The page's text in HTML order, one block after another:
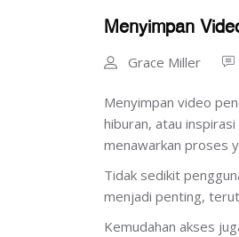
Menyimpan
Grace Miller
Menyimpan video
hiburan, atau
menawarkan proses
Tidak sedikit
menjadi penting,
Kemudahan akses